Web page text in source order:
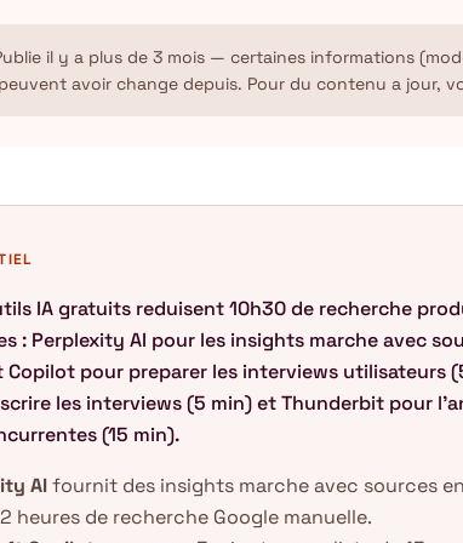
il y a plus de 3 mois — certaines informations
avoir change depuis. Pour du contenu a jour,
IA gratuits reduisent 10h30 de recherche
: Perplexity AI pour les insights marche avec
pour preparer les interviews utilisateurs
les interviews (5 min) et Thunderbit pour
(15 min).
AIfournit des insights marche avec sources
heures de recherche Google manuelle.